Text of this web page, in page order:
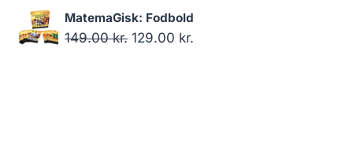
119.00 kr..
oprindelige
pris
aktuelle
pris
MatemaGisk: Fodbold
149.00kr. Den
129.00 kr.